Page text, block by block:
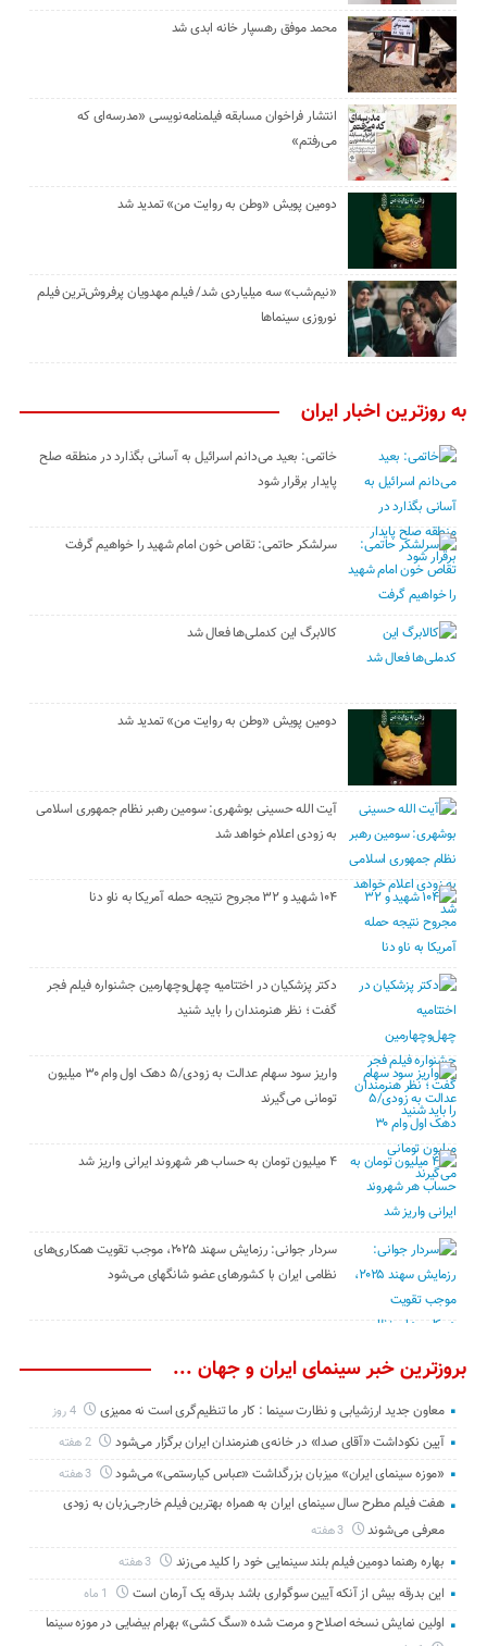
محمد موفق رهسپار خانه ابدی شد
انتشار فراخوان مسابقه فیلمنامه‌نویسی «مدرسه‌ای که
می‌رفتم»
دومین پویش «وطن به روایت من» تمدید شد
«نیم‌شب» سه میلیاردی شد/ فیلم مهدویان پرفروش‌ترین فیلم
نوروزی سینماها
به روزترین اخبار ایران
خاتمی: بعید می‌دانم اسرائیل به آسانی بگذارد در منطقه صلح
پایدار برقرار شود
سرلشکر حاتمی: تقاص خون امام شهید را خواهیم گرفت
کالابرگ این کدملی‌ها فعال شد
دومین پویش «وطن به روایت من» تمدید شد
آیت الله حسینی بوشهری: سومین رهبر نظام جمهوری اسلامی
به زودی اعلام خواهد شد
۱۰۴ شهید و ۳۲ مجروح نتیجه حمله آمریکا به ناو دنا
دکتر پزشکیان در اختتامیه چهل‌وچهارمین جشنواره فیلم فجر
گفت ؛ نظر هنرمندان را باید شنید
واریز سود سهام عدالت به زودی/۵ دهک اول وام ۳۰ میلیون
تومانی می‌گیرند
۴ میلیون تومان به حساب هر شهروند ایرانی واریز شد
سردار جوانی: رزمایش سهند ۲۰۲۵، موجب تقویت همکاری‌های
نظامی ایران با کشور‌های عضو شانگهای می‌شود
بروزترین خبر سینمای ایران و جهان ...
معاون جدید ارزشیابی و نظارت سینما : کار ما تنظیم‌گری است نه ممیزی 4 روز
آیین نکوداشت «آقای صدا» در خانه‌ی هنرمندان ایران برگزار می‌شود 2 هفته
«موزه سینمای ایران» میزبان بزرگداشت «عباس کیارستمی» می‌شود 3 هفته
هفت فیلم مطرح سال سینمای ایران به همراه بهترین فیلم خارجی‌زبان به زودی
معرفی می‌شوند
3 هفته
بهاره رهنما دومین فیلم بلند سینمایی خود را کلید می‌زند
این بدرقه بیش از آنکه آیین سوگواری باشد بدرقه یک آرمان است
اولین نمایش نسخه اصلاح و مرمت شده «سگ کشی» بهرام بیضایی در موزه سینما